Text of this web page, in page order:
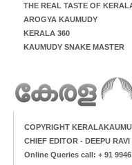
THE REAL TASTE OF
AROGYA KAUMUDY
KERALA 360
KAUMUDY SNAKE MASTER
COPYRIGHT
CHIEF EDITOR - DEEPU RAVI
Online Queries call: + 91